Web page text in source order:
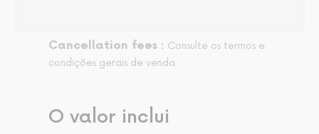
Cancellation fees : Consulte os termos e
condições gerais de venda
O valor inclui